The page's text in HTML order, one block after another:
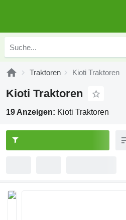
Traktoren Kioti Traktoren
Kioti Traktoren
19 Anzeigen: Kioti Traktoren